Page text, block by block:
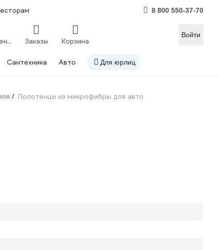
8 800 550-37-70
Сравнение Заказы Корзина
Войти
Сантехника Авто Для юрлиц
/ Полотенце из микрофибры для авто